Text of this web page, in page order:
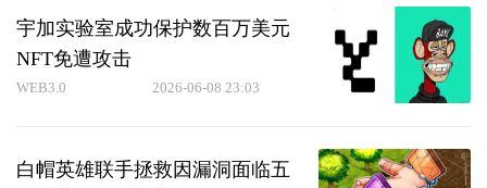
宇加实验室成功保护数百万美元
NFT免遭攻击
WEB3.0 2026-06-08 23:03
白帽英雄联手拯救因漏洞面临五